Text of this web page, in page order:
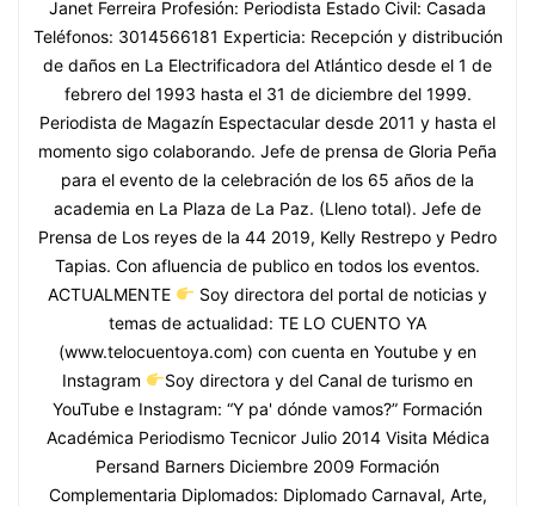
Janet Ferreira Profesión: Periodista Estado Civil: Casada
Teléfonos: 3014566181 Experticia: Recepción y distribución
de daños en La Electrificadora del Atlántico desde el 1 de
febrero del 1993 hasta el 31 de diciembre del 1999.
Periodista de Magazín Espectacular desde 2011 y hasta el
momento sigo colaborando. Jefe de prensa de Gloria Peña
para el evento de la celebración de los 65 años de la
academia en La Plaza de La Paz. (Lleno total). Jefe de
Prensa de Los reyes de la 44 2019, Kelly Restrepo y Pedro
Tapias. Con afluencia de publico en todos los eventos.
ACTUALMENTE
Soy directora del portal de noticias y
temas de actualidad: TE LO CUENTO YA
(www.telocuentoya.com) con cuenta en Youtube y en
Instagram
Soy directora y del Canal de turismo en
YouTube e Instagram: “Y pa' dónde vamos?” Formación
Académica Periodismo Tecnicor Julio 2014 Visita Médica
Persand Barners Diciembre 2009 Formación
Complementaria Diplomados: Diplomado Carnaval, Arte,